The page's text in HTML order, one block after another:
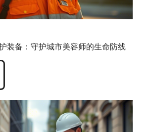
装备：守护城市美容师的生命防线